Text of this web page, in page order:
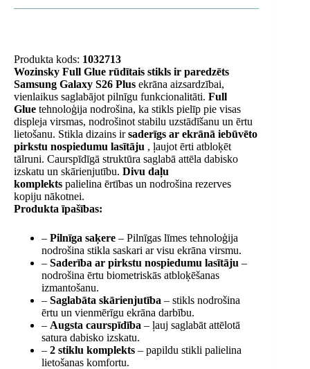
Produkta kods: 1032713
Wozinsky Full Glue rūdītais stikls ir paredzēts
Samsung Galaxy S26 Plus ekrāna aizsardzībai,
vienlaikus saglabājot pilnīgu funkcionalitāti. Full
Glue tehnoloģija nodrošina, ka stikls pielīp pie visas
displeja virsmas, nodrošinot stabilu uzstādīšanu un ērtu
lietošanu. Stikla dizains irsaderīgs ar ekrānā iebūvēto
pirkstu nospiedumu lasītāju , ļaujot ērti atbloķēt
tālruni. Caurspīdīgā struktūra saglabā attēla dabisko
izskatu un skārienjutību. Divu daļu
komplekts palielina ērtības un nodrošina rezerves
kopiju nākotnei.
Produkta īpašības:
– Pilnīga saķere – Pilnīgas līmes tehnoloģija
nodrošina stikla saskari ar visu ekrāna virsmu.
– Saderība ar pirkstu nospiedumu lasītāju –
nodrošina ērtu biometriskās atbloķēšanas
izmantošanu.
– Saglabāta skārienjutība – stikls nodrošina
ērtu un vienmērīgu ekrāna darbību.
– Augsta caurspīdība – ļauj saglabāt attēlotā
satura dabisko izskatu.
– 2 stiklu komplekts – papildu stikli palielina
lietošanas komfortu.